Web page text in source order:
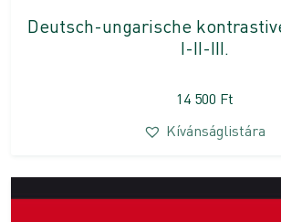
Deutsch-ungarische
I-II-III.
14 500 Ft
Kívánságlistára